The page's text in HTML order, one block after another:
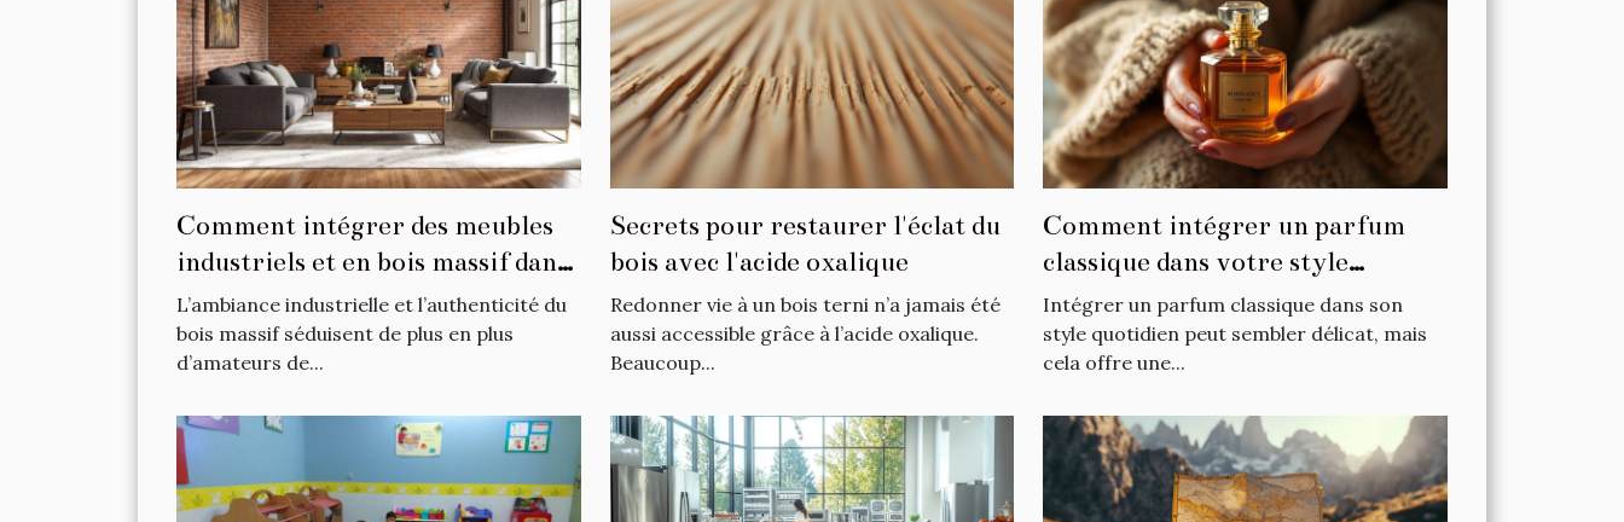
Comment intégrer des meubles
industriels et en bois massif dans
votre intérieur ?
L’ambiance industrielle et l’authenticité du
bois massif séduisent de plus en plus
d’amateurs de...
Secrets pour restaurer l'éclat du
bois avec l'acide oxalique
Redonner vie à un bois terni n’a jamais été
aussi accessible grâce à l’acide oxalique.
Beaucoup...
Comment intégrer un parfum
classique dans votre style
quotidien ?
Intégrer un parfum classique dans son
style quotidien peut sembler délicat, mais
cela offre une...